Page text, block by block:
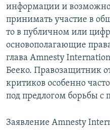
информации и
принимать участие в
то в публичном или
основополагающие
глава Amnesty
Бееко. Правозащитник
критиков особенно
под предлогом борьбы с
Заявление Amnesty